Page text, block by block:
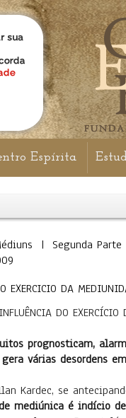
Espírita
| Segunda
EXERCICIO DA
DO EXERCÍCIO
prognosticam,
várias desordens
se antecipando a
mediúnica é indício